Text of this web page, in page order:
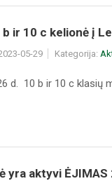
ir 10 c kelionė į
05-29 Kategorija:
d. 10 b ir 10 c klasių
yra aktyvi ĖJIMAS